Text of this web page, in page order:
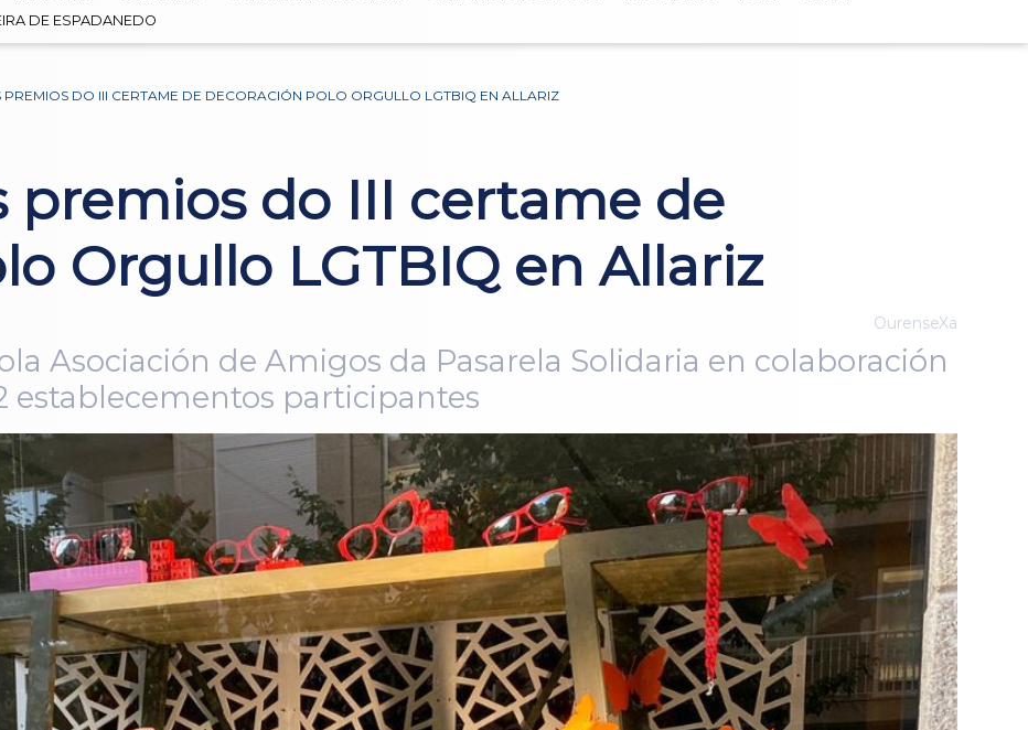
DE ESPADANEDO
PREMIOS DO III CERTAME DE DECORACIÓN POLO ORGULLO LGTBIQ EN ALLARIZ
premios do III certame de
Orgullo LGTBIQ en Allariz
OurenseXa
Asociación de Amigos da Pasarela Solidaria en colaboración
establecementos participantes